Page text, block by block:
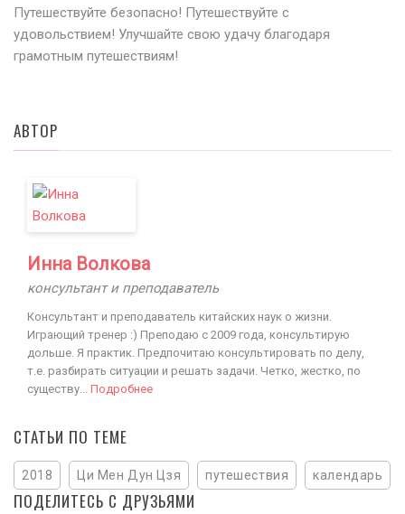
Путешествуйте безопасно! Путешествуйте с
удовольствием! Улучшайте свою удачу благодаря
грамотным путешествиям!
АВТОР
Инна Волкова
консультант и преподаватель
Консультант и преподаватель китайских наук о жизни.
Играющий тренер :) Преподаю с 2009 года, консультирую
дольше. Я практик. Предпочитаю консультировать по делу,
т.е. разбирать ситуации и решать задачи. Четко, жестко, по
существу... Подробнее
СТАТЬИ ПО ТЕМЕ
2018 Ци Мен Дун Цзя путешествия календарь
ПОДЕЛИТЕСЬ С ДРУЗЬЯМИ